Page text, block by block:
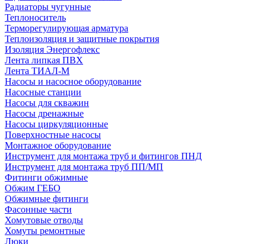
Радиаторы чугунные
Теплоноситель
Терморегулирующая арматура
Теплоизоляция и защитные покрытия
Изоляция Энергофлекс
Лента липкая ПВХ
Лента ТИАЛ-М
Насосы и насосное оборудование
Насосные станции
Насосы для скважин
Насосы дренажные
Насосы циркуляционные
Поверхностные насосы
Монтажное оборудование
Инструмент для монтажа труб и фитингов ПНД
Инструмент для монтажа труб ПП/МП
Фитинги обжимные
Обжим ГЕБО
Обжимные фитинги
Фасонные части
Хомутовые отводы
Хомуты ремонтные
Люки